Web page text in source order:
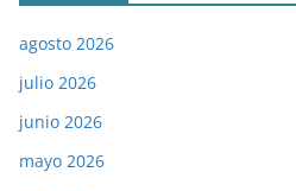
agosto 2026
julio 2026
junio 2026
mayo 2026